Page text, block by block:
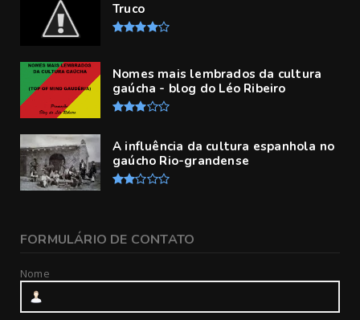
Truco
Nomes mais lembrados da cultura
gaúcha - blog do Léo Ribeiro
A influência da cultura espanhola no
gaúcho Rio-grandense
FORMULÁRIO DE CONTATO
Nome